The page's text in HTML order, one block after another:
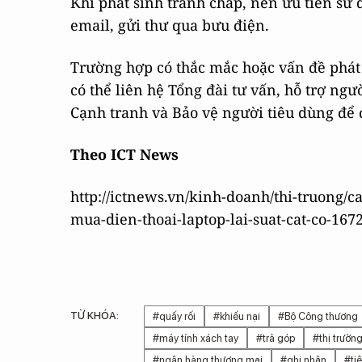
email, gửi thư qua bưu điện.
Trường hợp có thắc mắc hoặc vấn đề
có thể liên hệ Tổng đài tư vấn, hỗ trợ
Cạnh tranh và Bảo vệ người tiêu dùng để
Theo ICT News
http://ictnews.vn/kinh-doanh/thi-truong/
mua-dien-thoai-laptop-lai-suat-cat-co-
TỪ KHÓA: #quấy rối #khiếu nại
#Bộ Công thương
#máy tính xách tay
#trả góp
#thị